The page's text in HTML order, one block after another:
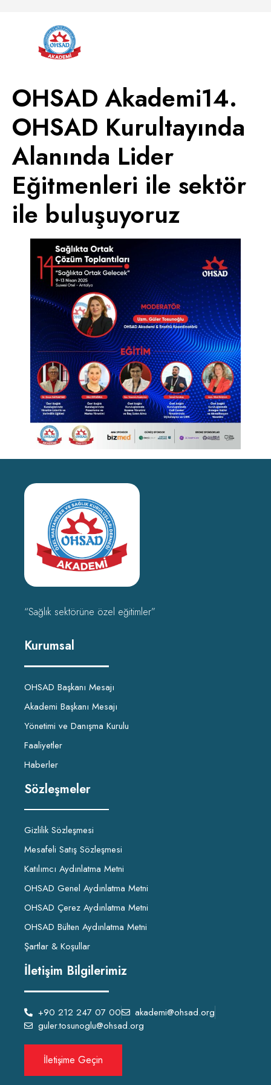
OHSAD Akademi14.
OHSAD Kurultayında
Alanında Lider
Eğitmenleri ile sektör
ile buluşuyoruz
“Sağlık sektörüne özel eğitimler”
Kurumsal
OHSAD Başkanı Mesajı
Akademi Başkanı Mesajı
Yönetimi ve Danışma Kurulu
Faaliyetler
Haberler
Sözleşmeler
Gizlilik Sözleşmesi
Mesafeli Satış Sözleşmesi
Katılımcı Aydınlatma Metni
OHSAD Genel Aydınlatma Metni
OHSAD Çerez Aydınlatma Metni
OHSAD Bülten Aydınlatma Metni
Şartlar & Koşullar
İletişim Bilgilerimiz
+90 212 247 07 00
akademi@ohsad.org
guler.tosunoglu@ohsad.org
İletişime Geçin